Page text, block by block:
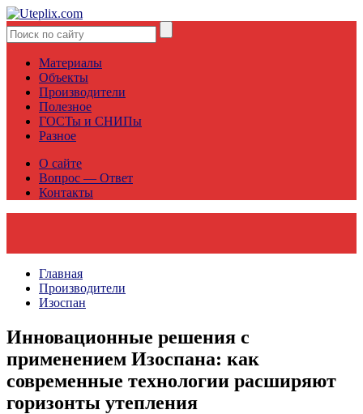
Материалы
Объекты
Производители
Полезное
ГОСТы и СНИПы
Разное
О сайте
Вопрос — Ответ
Контакты
Главная
Производители
Изоспан
Инновационные решения с
применением Изоспана: как
современные технологии расширяют
горизонты утепления